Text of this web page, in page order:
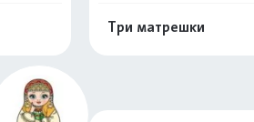
Три матрешки